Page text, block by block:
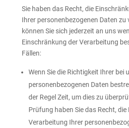
Sie haben das Recht, die
Ihrer personenbezogenen Daten zu
können Sie sich jederzeit an uns
Einschränkung der Verarbeitung
Fällen:
Wenn Sie die Richtigkeit Ihrer bei
personenbezogenen Daten
der Regel Zeit, um dies zu
Prüfung haben Sie das Recht,
Verarbeitung Ihrer